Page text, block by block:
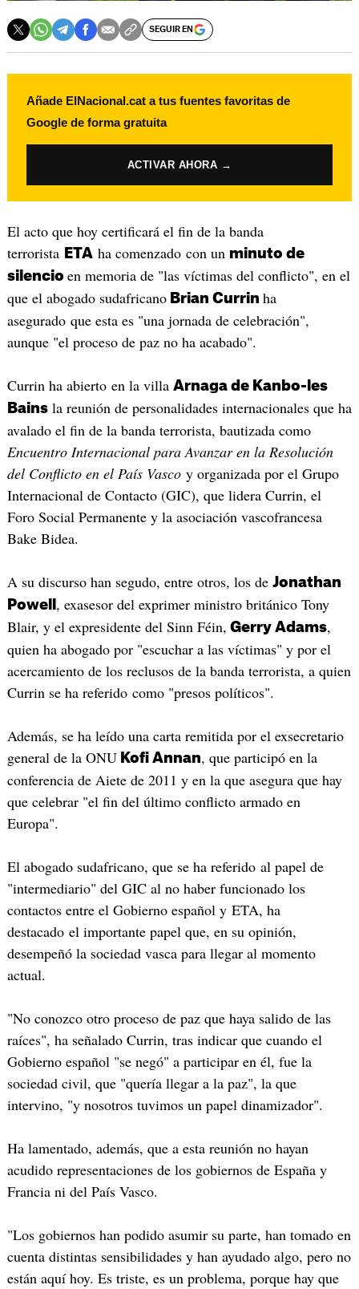
SEGUIR EN
Añade ElNacional.cat a tus fuentes favoritas de
Google de forma gratuita
ACTIVAR AHORA →
El acto que hoy certificará el fin de la banda
terrorista ETAha comenzado con un minuto de
silencio en memoria de "las víctimas del conflicto", en el
que el abogado sudafricanoBrian Currin ha
asegurado que esta es "una jornada de celebración",
aunque "el proceso de paz no ha acabado".
Currin ha abierto en la villa Arnaga de Kanbo-les
Bainsla reunión de personalidades internacionales que ha
avalado el fin de la banda terrorista, bautizada como
Encuentro Internacional para Avanzar en la Resolución
del Conflicto en el País Vascoy organizada por el Grupo
Internacional de Contacto (GIC), que lidera Currin, el
Foro Social Permanente y la asociación vascofrancesa
Bake Bidea.
A su discurso han segudo, entre otros, los de Jonathan
Powell , exasesor del exprimer ministro británico Tony
Blair, y el expresidente del Sinn Féin, Gerry Adams,
quien ha abogado por "escuchar a las víctimas" y por el
acercamiento de los reclusos de la banda terrorista, a quien
Currin se ha referido como "presos políticos".
Además, se ha leído una carta remitida por el exsecretario
general de la ONUKofi Annan, que participó en la
conferencia de Aiete de 2011 y en la que asegura que hay
que celebrar "el fin del último conflicto armado en
Europa".
El abogado sudafricano, que se ha referido al papel de
"intermediario" del GIC al no haber funcionado los
contactos entre el Gobierno español y ETA, ha
destacado el importante papel que, en su opinión,
desempeñó la sociedad vasca para llegar al momento
actual.
"No conozco otro proceso de paz que haya salido de las
raíces", ha señalado Currin, tras indicar que cuando el
Gobierno español "se negó" a participar en él, fue la
sociedad civil, que "quería llegar a la paz", la que
intervino, "y nosotros tuvimos un papel dinamizador".
Ha lamentado, además, que a esta reunión no hayan
acudido representaciones de los gobiernos de España y
Francia ni del País Vasco.
"Los gobiernos han podido asumir su parte, han tomado en
cuenta distintas sensibilidades y han ayudado algo, pero no
están aquí hoy. Es triste, es un problema, porque hay que